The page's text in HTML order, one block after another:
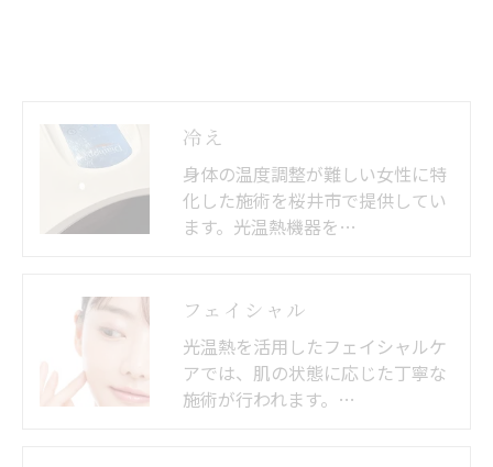
冷え
身体の温度調整が難しい女性に特
化した施術を桜井市で提供してい
ます。光温熱機器を…
フェイシャル
光温熱を活用したフェイシャルケ
アでは、肌の状態に応じた丁寧な
施術が行われます。…